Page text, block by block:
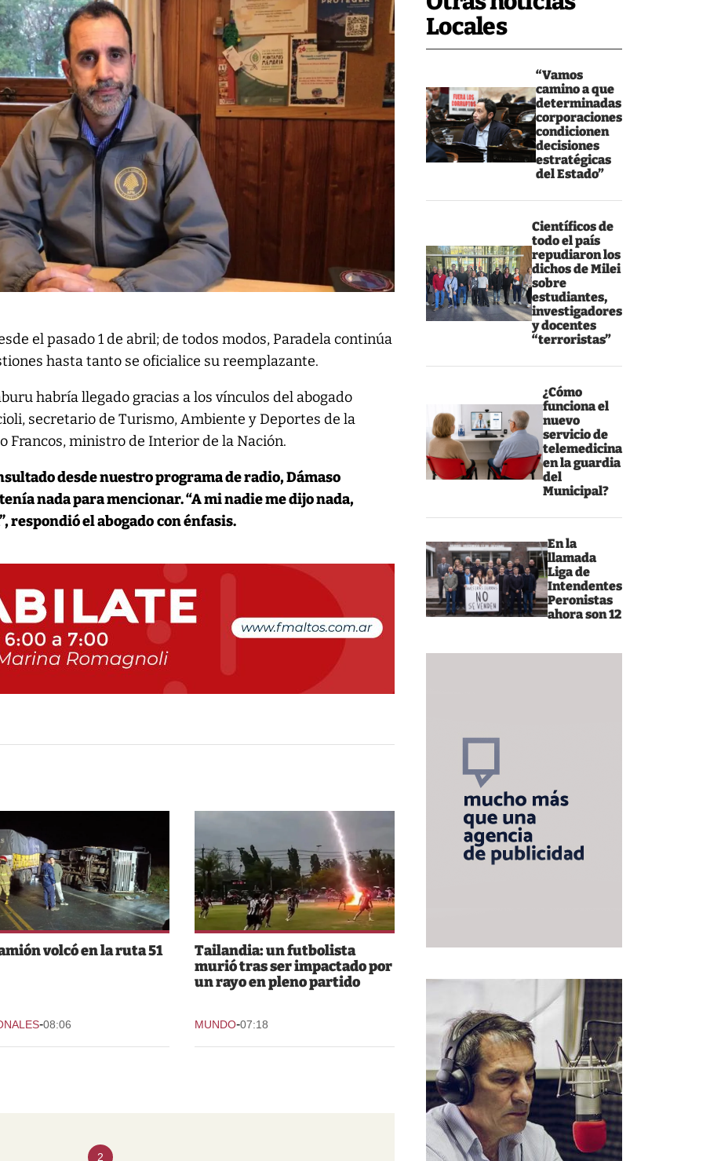
Locales
“Vamos
camino a que
determinadas
corporaciones
condicionen
decisiones
estratégicas
del Estado”
Científicos de
todo el país
repudiaron los
dichos de Milei
sobre
estudiantes,
investigadores
y docentes
“terroristas”
¿Cómo
funciona el
nuevo
servicio de
telemedicina
en la guardia
del
Municipal?
En la
llamada
Liga de
Intendentes
Peronistas
ahora son 12
el pasado 1 de abril; de todos modos, Paradela continúa
hasta tanto se oficialice su reemplazante.
habría llegado gracias a los vínculos del abogado
secretario de Turismo, Ambiente y Deportes de la
Francos, ministro de Interior de la Nación.
desde nuestro programa de radio, Dámaso
nada para mencionar. “A mi nadie me dijo nada,
respondió el abogadocon énfasis.
volcó en la ruta 51
-08:06
Tailandia: un futbolista
murió tras ser impactado por
un rayo en pleno partido
MUNDO-07:18
2